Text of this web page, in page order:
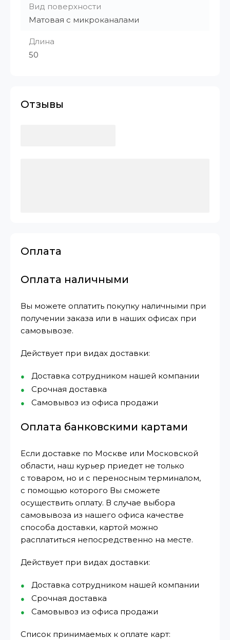
Вид поверхности
Матовая с микроканалами
Длина
50
Отзывы
Оплата
Оплата наличными
Вы можете оплатить покупку наличными при
получении заказа или в наших офисах при
самовывозе.
Действует при видах доставки:
Доставка сотрудником нашей компании
Срочная доставка
Самовывоз из офиса продажи
Оплата банковскими картами
Если доставке по Москве или Московской
области, наш курьер приедет не только
с товаром, но и с переносным терминалом,
с помощью которого Вы сможете
осуществить оплату. В случае выбора
самовывоза из нашего офиса качестве
способа доставки, картой можно
расплатиться непосредственно на месте.
Действует при видах доставки:
Доставка сотрудником нашей компании
Срочная доставка
Самовывоз из офиса продажи
Список принимаемых к оплате карт: